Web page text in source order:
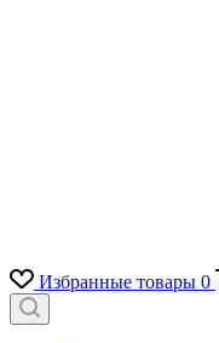
Избранные товары 0